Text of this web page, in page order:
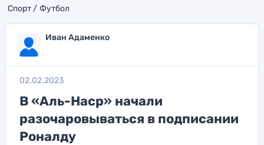
Спорт Футбол
Иван Адаменко
02.02.2023
В «Аль-Наср» начали
разочаровываться в подписании
Роналду